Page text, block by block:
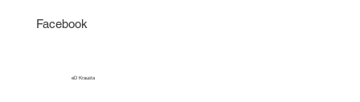
Facebook
eD Krausta